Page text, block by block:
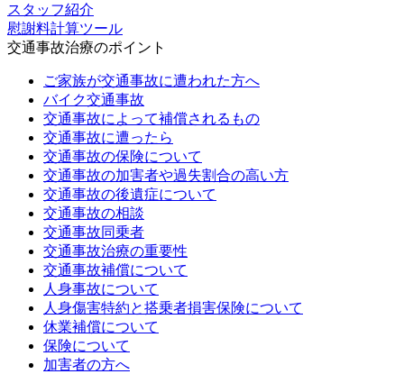
スタッフ紹介
慰謝料計算ツール
交通事故治療のポイント
ご家族が交通事故に遭われた方へ
バイク交通事故
交通事故によって補償されるもの
交通事故に遭ったら
交通事故の保険について
交通事故の加害者や過失割合の高い方
交通事故の後遺症について
交通事故の相談
交通事故同乗者
交通事故治療の重要性
交通事故補償について
人身事故について
人身傷害特約と搭乗者損害保険について
休業補償について
保険について
加害者の方へ